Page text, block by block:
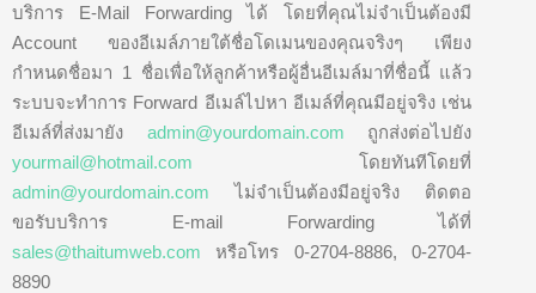
บริการ E-Mail Forwarding ได้ โดยที่คุณไม่จำเป็นต้องมี
Account ของอีเมล์ภายใต้ชื่อโดเมนของคุณจริงๆ เพียง
กำหนดชื่อมา 1 ชื่อเพื่อให้ลูกค้าหรือผู้อื่นอีเมล์มาที่ชื่อนี้ แล้ว
ระบบจะทำการ Forward อีเมล์ไปหา อีเมล์ที่คุณมีอยู่จริง เช่น
อีเมล์ที่ส่งมายัง admin@yourdomain.com ถูกส่งต่อไปยัง
yourmail@hotmail.com โดยทันทีโดยที่
admin@yourdomain.com ไม่จำเป็นต้องมีอยู่จริง ติดตอ
ขอรับบริการ E-mail Forwarding ได้ที่
sales@thaitumweb.com หรือโทร 0-2704-8886, 0-2704-
8890